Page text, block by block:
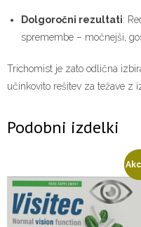
Dolgoročni rezultati:
spremembe – močnejši,
Trichomist je zato odlična
učinkovito rešitev za težave z
Podobni izdelki